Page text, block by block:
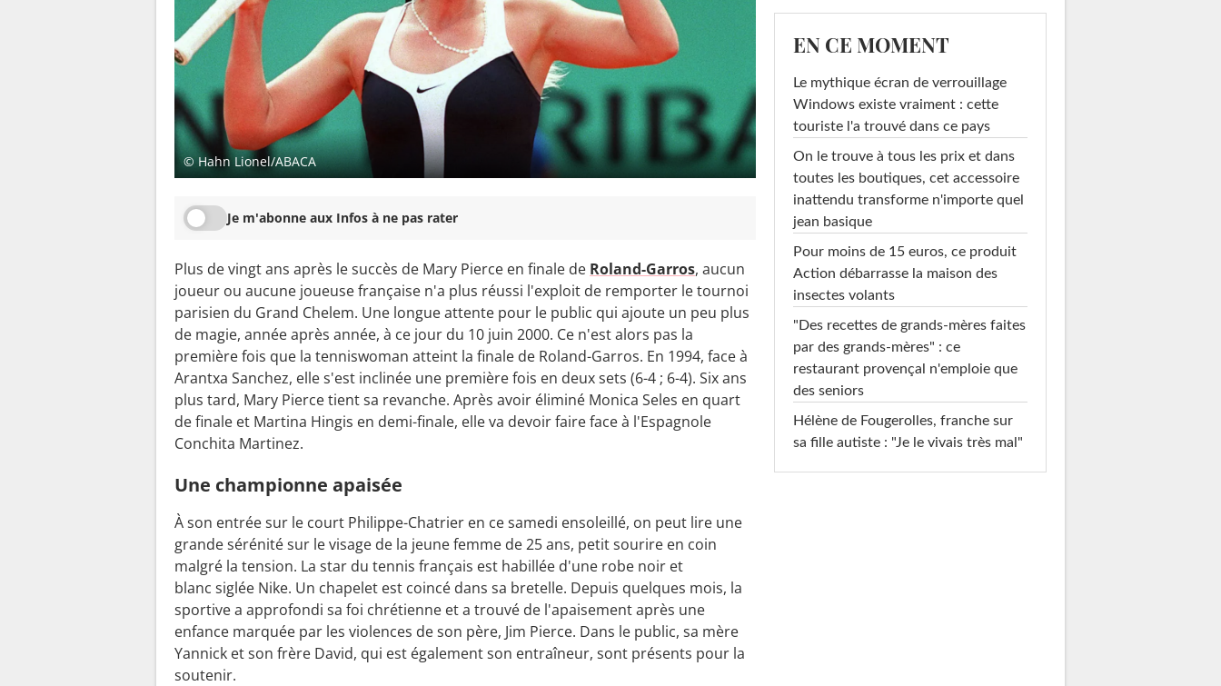
© Hahn Lionel/ABACA
Je m'abonne aux Infos à ne pas rater
Plus de vingt ans après le succès de Mary Pierce en finale de Roland-Garros, aucun
joueur ou aucune joueuse française n'a plus réussi l'exploit de remporter le tournoi
parisien du Grand Chelem. Une longue attente pour le public qui ajoute un peu plus
de magie, année après année, à ce jour du 10 juin 2000. Ce n'est alors pas la
première fois que la tenniswoman atteint la finale de Roland-Garros. En 1994, face à
Arantxa Sanchez, elle s'est inclinée une première fois en deux sets (6-4 ; 6-4). Six ans
plus tard, Mary Pierce tient sa revanche. Après avoir éliminé Monica Seles en quart
de finale et Martina Hingis en demi-finale, elle va devoir faire face à l'Espagnole
Conchita Martinez.
Une championne apaisée
À son entrée sur le court Philippe-Chatrier en ce samedi ensoleillé, on peut lire une
grande sérénité sur le visage de la jeune femme de 25 ans, petit sourire en coin
malgré la tension. La star du tennis français est habillée d'une robe noir et
blanc siglée Nike. Un chapelet est coincé dans sa bretelle. Depuis quelques mois, la
sportive a approfondi sa foi chrétienne et a trouvé de l'apaisement après une
enfance marquée par les violences de son père, Jim Pierce. Dans le public, sa mère
Yannick et son frère David, qui est également son entraîneur, sont présents pour la
soutenir.
EN CE MOMENT
Le mythique écran de verrouillage
Windows existe vraiment : cette
touriste l'a trouvé dans ce pays
On le trouve à tous les prix et dans
toutes les boutiques, cet accessoire
inattendu transforme n'importe quel
jean basique
Pour moins de 15 euros, ce produit
Action débarrasse la maison des
insectes volants
"Des recettes de grands-mères faites
par des grands-mères" : ce
restaurant provençal n'emploie que
des seniors
Hélène de Fougerolles, franche sur
sa fille autiste : "Je le vivais très mal"